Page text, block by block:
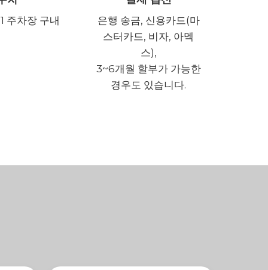
주차장 구내
은행 송금, 신용카드(마
스터카드, 비자, 아멕
스),
3~6개월 할부가 가능한
경우도 있습니다.